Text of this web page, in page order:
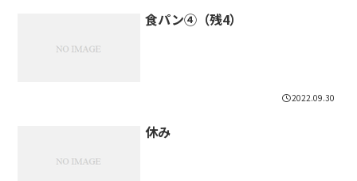
食パン④（残4）
2022.09.30
休み